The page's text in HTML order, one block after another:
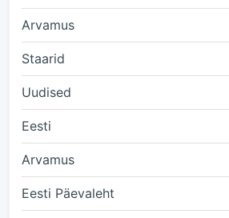
Arvamus
Staarid
Uudised
Eesti
Arvamus
Eesti Päevaleht